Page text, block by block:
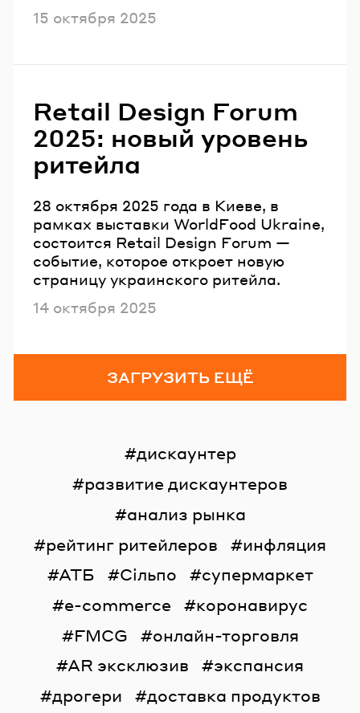
Опубликовано
15 октября 2025
Retail Design Forum
2025: новый уровень
ритейла
28 октября 2025 года в Киеве, в
рамках выставки WorldFood Ukraine,
состоится Retail Design Forum —
событие, которое откроет новую
страницу украинского ритейла.
Опубликовано
14 октября 2025
ЗАГРУЗИТЬ ЕЩЁ
дискаунтер
развитие дискаунтеров
анализ рынка
рейтинг ритейлеров
инфляция
АТБ
Сільпо
супермаркет
e-commerce
коронавирус
FMCG
онлайн-торговля
AR эксклюзив
экспансия
дрогери
доставка продуктов